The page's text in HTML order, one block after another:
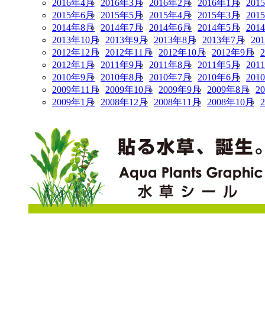
2016年4月
2016年3月 2016年2月 2016年1月
2015年6月
2015年5月 2015年4月 2015年3月
2014年8月
2014年7月 2014年6月 2014年5月
2013年10月
2013年9月 2013年8月 2013年7月
2012年12月
2012年11月 2012年10月 2012年9月
2012年1月
2011年9月 2011年8月 2011年5月
2010年9月
2010年8月 2010年7月 2010年6月
2009年11月
2009年10月 2009年9月 2009年8月
2009年1月
2008年12月 2008年11月 2008年10月